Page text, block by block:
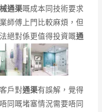
通渠嘅成本同技術要求
師傅上門比較麻煩，但
絕對係更值得投資嘅通
戶對通渠有誤解，覺得
同嘅堵塞情況需要唔同